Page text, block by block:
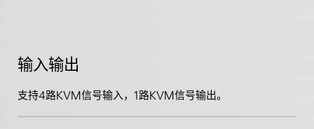
输入输出
支持4路KVM信号输入，1路KVM信号输出。